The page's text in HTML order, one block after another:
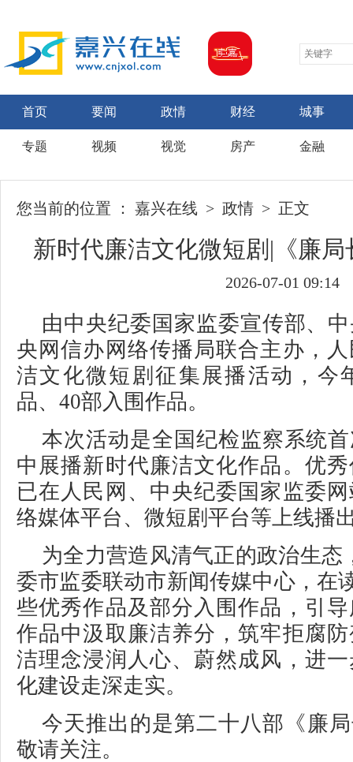
首页 要闻 政情 财经 城事
专题 视频 视觉 房产 金融
您当前的位置 ： 嘉兴在线 > 政情 > 正文
新时代廉洁文化微短剧|《廉局
2026-07-01 09:14
由中央纪委国家监委宣传部、
央网信办网络传播局联合主办，
洁文化微短剧征集展播活动，今
品、40部入围作品。
本次活动是全国纪检监察系统
中展播新时代廉洁文化作品。优
已在人民网、中央纪委国家监委
络媒体平台、微短剧平台等上线播
为全力营造风清气正的政治生态
委市监委联动市新闻传媒中心，在
些优秀作品及部分入围作品，引
作品中汲取廉洁养分，筑牢拒腐
洁理念浸润人心、蔚然成风，进
化建设走深走实。
今天推出的是第二十八部《廉
敬请关注。